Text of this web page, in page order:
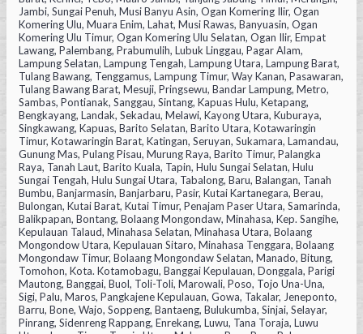
Jambi, Sungai Penuh, Musi Banyu Asin, Ogan Komering Ilir, Ogan
Komering Ulu, Muara Enim, Lahat, Musi Rawas, Banyuasin, Ogan
Komering Ulu Timur, Ogan Komering Ulu Selatan, Ogan Ilir, Empat
Lawang, Palembang, Prabumulih, Lubuk Linggau, Pagar Alam,
Lampung Selatan, Lampung Tengah, Lampung Utara, Lampung Barat,
Tulang Bawang, Tenggamus, Lampung Timur, Way Kanan, Pasawaran,
Tulang Bawang Barat, Mesuji, Pringsewu, Bandar Lampung, Metro,
Sambas, Pontianak, Sanggau, Sintang, Kapuas Hulu, Ketapang,
Bengkayang, Landak, Sekadau, Melawi, Kayong Utara, Kuburaya,
Singkawang, Kapuas, Barito Selatan, Barito Utara, Kotawaringin
Timur, Kotawaringin Barat, Katingan, Seruyan, Sukamara, Lamandau,
Gunung Mas, Pulang Pisau, Murung Raya, Barito Timur, Palangka
Raya, Tanah Laut, Barito Kuala, Tapin, Hulu Sungai Selatan, Hulu
Sungai Tengah, Hulu Sungai Utara, Tabalong, Baru, Balangan, Tanah
Bumbu, Banjarmasin, Banjarbaru, Pasir, Kutai Kartanegara, Berau,
Bulongan, Kutai Barat, Kutai Timur, Penajam Paser Utara, Samarinda,
Balikpapan, Bontang, Bolaang Mongondaw, Minahasa, Kep. Sangihe,
Kepulauan Talaud, Minahasa Selatan, Minahasa Utara, Bolaang
Mongondow Utara, Kepulauan Sitaro, Minahasa Tenggara, Bolaang
Mongondaw Timur, Bolaang Mongondaw Selatan, Manado, Bitung,
Tomohon, Kota. Kotamobagu, Banggai Kepulauan, Donggala, Parigi
Mautong, Banggai, Buol, Toli-Toli, Marowali, Poso, Tojo Una-Una,
Sigi, Palu, Maros, Pangkajene Kepulauan, Gowa, Takalar, Jeneponto,
Barru, Bone, Wajo, Soppeng, Bantaeng, Bulukumba, Sinjai, Selayar,
Pinrang, Sidenreng Rappang, Enrekang, Luwu, Tana Toraja, Luwu